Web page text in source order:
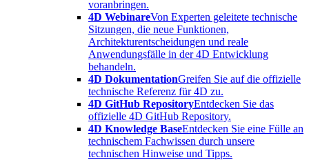
voranbringen.
4D WebinareVon Experten geleitete technische
Sitzungen, die neue Funktionen,
Architekturentscheidungen und reale
Anwendungsfälle in der 4D Entwicklung
behandeln.
4D DokumentationGreifen Sie auf die offizielle
technische Referenz für 4D zu.
4D GitHub RepositoryEntdecken Sie das
offizielle 4D GitHub Repository.
4D Knowledge BaseEntdecken Sie eine Fülle an
technischem Fachwissen durch unsere
technischen Hinweise und Tipps.